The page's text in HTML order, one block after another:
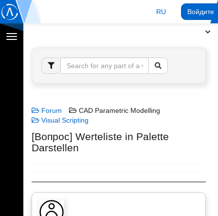
RU Войдите
Переключение
навигации
Forum
CAD Parametric Modelling
Visual Scripting
[Вопрос] Werteliste in Palette
Darstellen